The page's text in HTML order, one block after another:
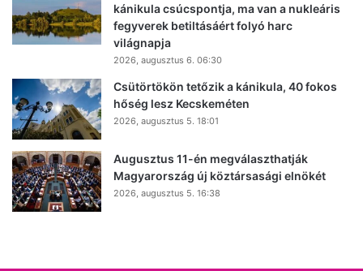
kánikula csúcspontja, ma van a nukleáris
fegyverek betiltásáért folyó harc
világnapja
2026, augusztus 6. 06:30
Csütörtökön tetőzik a kánikula, 40 fokos
hőség lesz Kecskeméten
2026, augusztus 5. 18:01
Augusztus 11-én megválaszthatják
Magyarország új köztársasági elnökét
2026, augusztus 5. 16:38